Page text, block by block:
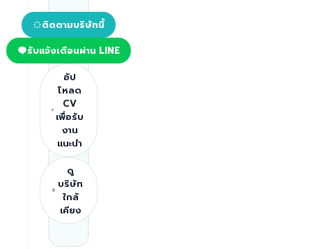
ติดตามบริษัทนี้
รับแจ้งเตือนผ่าน LINE
อัป
โหลด
CV
เพื่อรับ
งาน
แนะนำ
ดู
บริษัท
ใกล้
เคียง